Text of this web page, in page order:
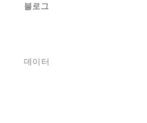
블로그
데이터